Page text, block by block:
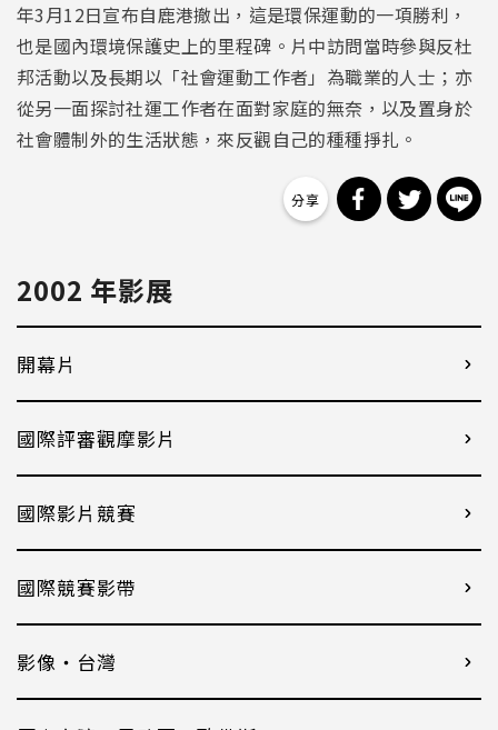
年3月12日宣布自鹿港撤出，這是環保運動的一項勝利，
也是國內環境保護史上的里程碑。片中訪問當時參與反杜
邦活動以及長期以「社會運動工作者」為職業的人士；亦
從另一面探討社運工作者在面對家庭的無奈，以及置身於
社會體制外的生活狀態，來反觀自己的種種掙扎。
分享到分享到
2002 年影展
開幕片
國際評審觀摩影片
國際影片競賽
國際競賽影帶
影像・台灣